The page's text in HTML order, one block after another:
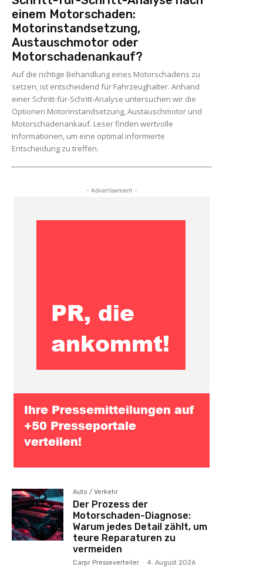
einem Motorschaden:
Motorinstandsetzung,
Austauschmotor oder
Motorschadenankauf?
Auf die richtige Behandlung eines Motorschadens zu
setzen, ist entscheidend für Fahrzeughalter. Anhand
einer Schritt-für-Schritt-Analyse untersuchen wir die
Optionen Motorinstandsetzung, Austauschmotor und
Motorschadenankauf. Leser finden wertvolle
Informationen, um eine optimal informierte
Entscheidung zu treffen.
- Advertisement -
Auto / Verkehr
Der Prozess der
Motorschaden-Diagnose:
Warum jedes Detail zählt, um
teure Reparaturen zu
vermeiden
Carpr Presseverteiler - 4. August 2026